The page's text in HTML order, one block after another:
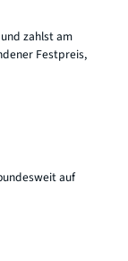
zahlst am
Festpreis,
auf